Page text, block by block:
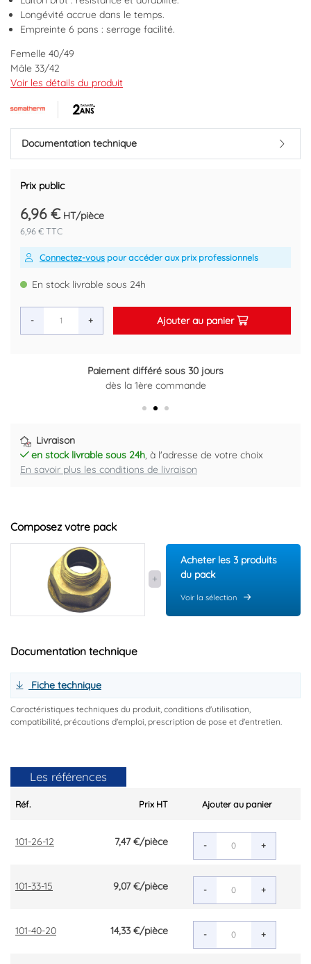
Longévité accrue dans le temps.
Empreinte 6 pans : serrage facilité.
Femelle 40/49
Mâle 33/42
Brut
Marque : SOMATHERM
Code EAN : 3383950080108
Voir les détails du produit
Documentation technique
Prix public
6,96 € HT/pièce
6,96 € TTC
Connectez-vous pour accéder aux prix professionnels
En stock livrable sous 24h
- + Ajouter au panier
Paiement différé sous 30 jours
dès la 1ère commande
Livraison
en stock livrable sous 24h, à l'adresse de votre choix
En savoir plus les conditions de livraison
Composez votre pack
Acheter les 3 produits
du pack
Voir la sélection
Documentation technique
Fiche technique
Caractéristiques techniques du produit, conditions d'utilisation,
compatibilité, précautions d'emploi, prescription de pose et d'entretien.
Les références
Réf. Prix HT Ajouter au panier
101-26-12 7,47 €/pièce - +
101-33-15 9,07 €/pièce - +
101-40-20 14,33 €/pièce - +